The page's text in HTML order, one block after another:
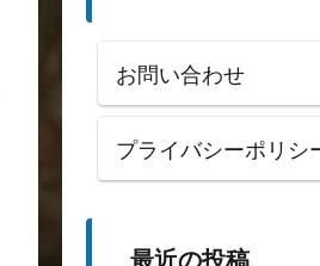
お問い合わせ
プライバシーポリシ
最近の投稿